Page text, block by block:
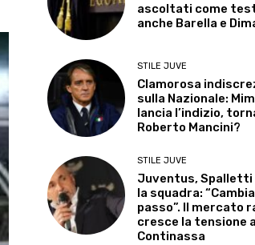
ascoltati come
anche Barella e
STILE JUVE
Clamorosa
sulla Nazionale:
lancia l’indizio,
Roberto Mancini?
STILE JUVE
Juventus, Spalletti
la squadra:
passo”. Il mercato
cresce la tensione
Continassa